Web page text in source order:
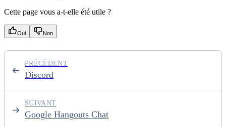
Cette page vous a-t-elle été utile ?
Oui Non
Discord
PRÉCÉDENT
Google Hangouts Chat
SUIVANT